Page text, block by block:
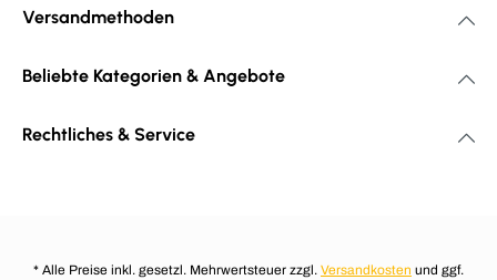
Versandmethoden
Beliebte Kategorien & Angebote
Rechtliches & Service
* Alle Preise inkl. gesetzl. Mehrwertsteuer zzgl. Versandkosten und ggf.